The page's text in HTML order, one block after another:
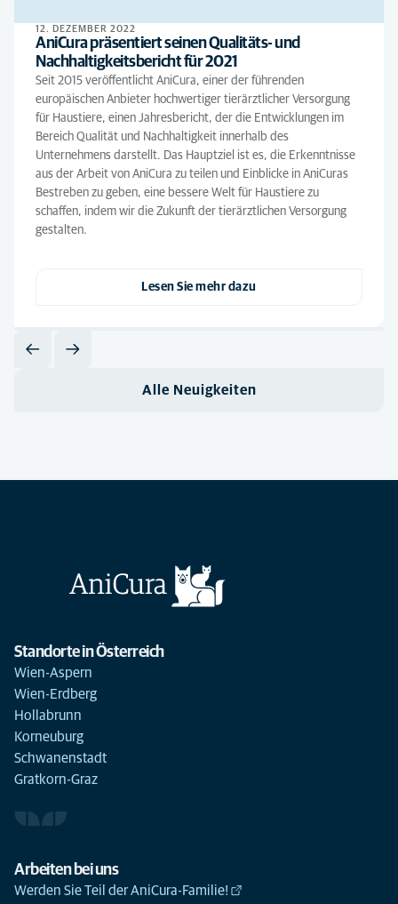
12. DEZEMBER 2022
AniCura präsentiert seinen Qualitäts- und
Nachhaltigkeitsbericht für 2021
Seit 2015 veröffentlicht AniCura, einer der führenden
europäischen Anbieter hochwertiger tierärztlicher Versorgung
für Haustiere, einen Jahresbericht, der die Entwicklungen im
Bereich Qualität und Nachhaltigkeit innerhalb des
Unternehmens darstellt. Das Hauptziel ist es, die Erkenntnisse
aus der Arbeit von AniCura zu teilen und Einblicke in AniCuras
Bestreben zu geben, eine bessere Welt für Haustiere zu
schaffen, indem wir die Zukunft der tierärztlichen Versorgung
gestalten.
Lesen Sie mehr dazu
Alle Neuigkeiten
Standorte in Österreich
Wien-Aspern
Wien-Erdberg
Hollabrunn
Korneuburg
Schwanenstadt
Gratkorn-Graz
Arbeiten bei uns
Werden Sie Teil der AniCura-Familie!